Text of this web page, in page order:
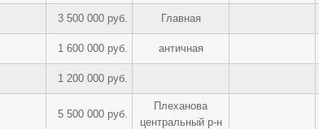
3 500 000 руб. Главная
1 600 000 руб. античная
1 200 000 руб.
5 500 000 руб.
Плеханова
центральный р-н